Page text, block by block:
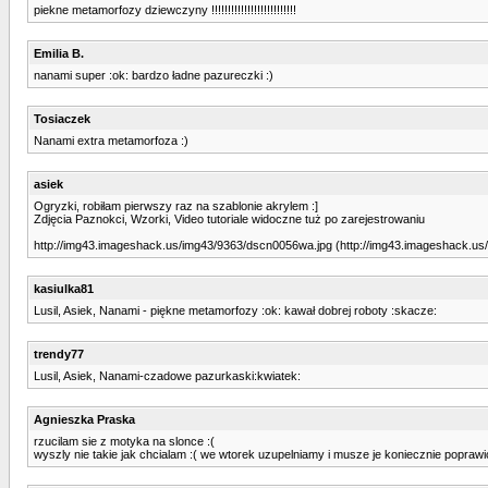
piekne metamorfozy dziewczyny !!!!!!!!!!!!!!!!!!!!!!!!!!
Emilia B.
nanami super :ok: bardzo ładne pazureczki :)
Tosiaczek
Nanami extra metamorfoza :)
asiek
Ogryzki, robiłam pierwszy raz na szablonie akrylem :]
Zdjęcia Paznokci, Wzorki, Video tutoriale widoczne tuż po zarejestrowaniu
http://img43.imageshack.us/img43/9363/dscn0056wa.jpg (http://
kasiulka81
Lusil, Asiek, Nanami - piękne metamorfozy :ok: kawał dobrej roboty :skacze:
trendy77
Lusil, Asiek, Nanami-czadowe pazurkaski:kwiatek:
Agnieszka Praska
rzucilam sie z motyka na slonce :(
wyszly nie takie jak chcialam :( we wtorek uzupelniamy i musze je koniecznie